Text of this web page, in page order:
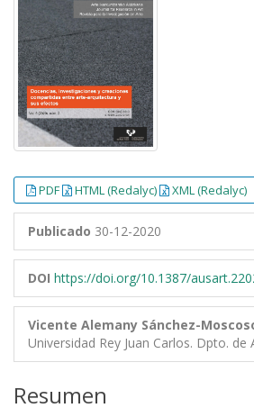
PDF HTML (Redalyc) XML (Redalyc)
Publicado 30-12-2020
DOI https://doi.org/10.1387/
Vicente Alemany Sánchez-
Universidad Rey Juan Carlos. Dpto.
Resumen